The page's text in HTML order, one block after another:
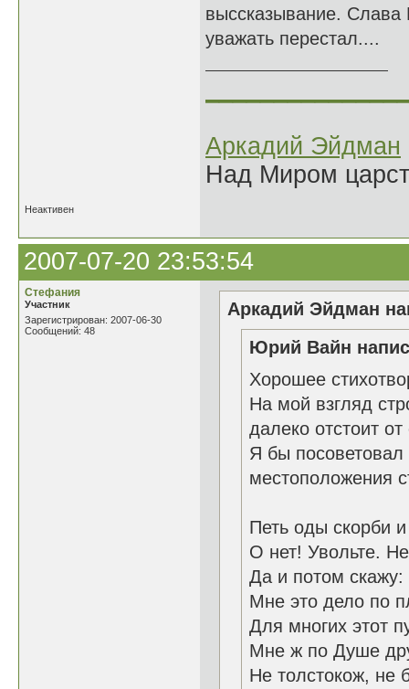
выссказывание. Слава
уважать перестал....
Аркадий Эйдман
Над Миром
Неактивен
2007-07-20 23:53:54
Стефания
Участник
Зарегистрирован: 2007-06-30
Сообщений: 48
Аркадий Эйдман
Юрий Вайн
Хорошее
На мой взгляд
далеко отстоит
Я бы посоветовал
местоположения
Петь оды скорби
О нет! Увольте.
Да и потом
Мне это дело по
Для многих этот
Мне ж по Душе
Не толстокож, не